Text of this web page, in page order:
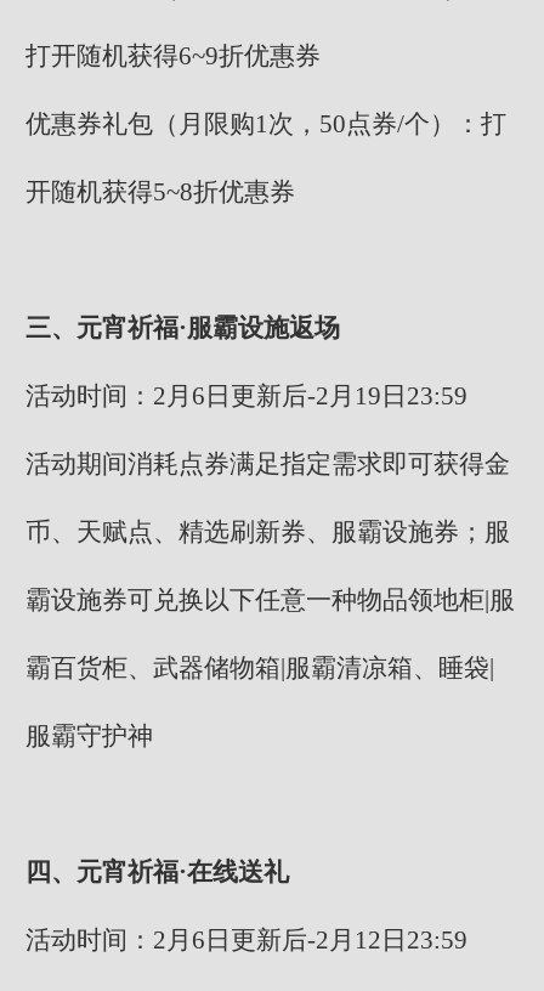
打开随机获得6~9折优惠券
优惠券礼包（月限购1次，50点券/个）：打
开随机获得5~8折优惠券
三、元宵祈福·服霸设施返场
活动时间：2月6日更新后-2月19日23:59
活动期间消耗点券满足指定需求即可获得金
币、天赋点、精选刷新券、服霸设施券；服
霸设施券可兑换以下任意一种物品领地柜|服
霸百货柜、武器储物箱|服霸清凉箱、睡袋|
服霸守护神
四、元宵祈福·在线送礼
活动时间：2月6日更新后-2月12日23:59